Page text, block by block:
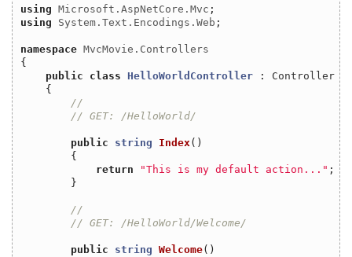
using Microsoft.AspNetCore.Mvc ;
using
System.Text.Encodings.Web ;
namespace MvcMovie.Controllers
{
public
class HelloWorldController :
Controller
{
//
// GET: /HelloWorld/
public string Index()
{
return
"This is my default action..." ;
}
//
// GET: /HelloWorld/Welcome/
public string Welcome()